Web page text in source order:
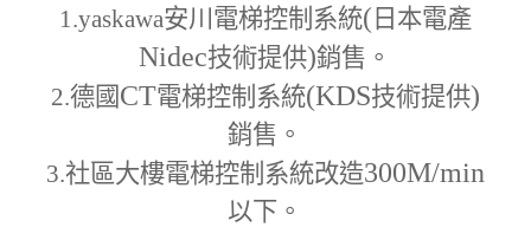
1.yaskawa安川電梯控制系統( 日本電產
Nidec技術提供)銷售。
2.德國 CT電梯控制系統(KDS技術提供)
銷售。
3.社區大樓電梯控制系統改造300M/min
以下。